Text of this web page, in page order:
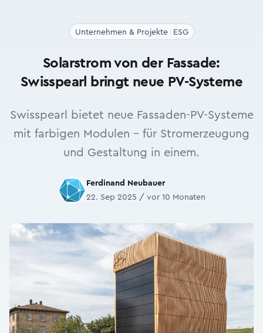
Unternehmen & Projekte ESG
Solarstrom von der Fassade:
Swisspearl bringt neue PV-Systeme
Swisspearl bietet neue Fassaden-PV-Systeme
mit farbigen Modulen – für Stromerzeugung
und Gestaltung in einem.
Ferdinand Neubauer
22. Sep 2025 / vor 10 Monaten